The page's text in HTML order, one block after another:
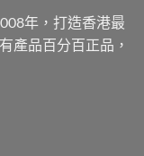
年，打造香港最
產品百分百正品，